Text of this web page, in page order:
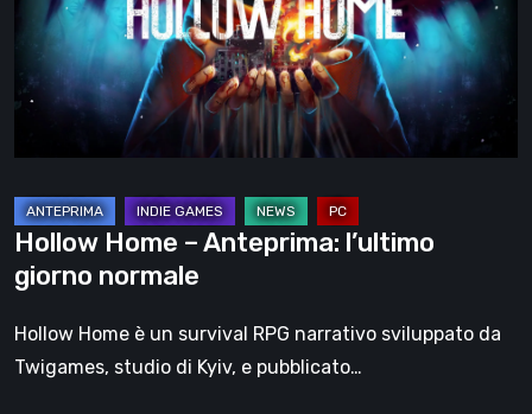
l’ultimo
giorno
normale
Hollow Home – Anteprima: l’ultimo
giorno normale
Hollow Home è un survival RPG narrativo sviluppato da
Twigames, studio di Kyiv, e pubblicato…